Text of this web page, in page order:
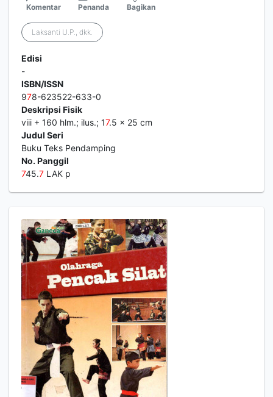
Komentar Penanda Bagikan
Laksanti U.P., dkk.
Edisi
-
ISBN/ISSN
978-623522-633-0
Deskripsi Fisik
viii + 160 hlm.; ilus.; 17.5 x 25 cm
Judul Seri
Buku Teks Pendamping
No. Panggil
745.7 LAK p